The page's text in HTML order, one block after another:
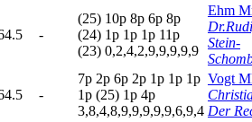
-
(25) 10p 8p 6p 8p
(24) 1p 1p 1p 11p
(23) 0,2,4,2,9,9,9,9,9
Ehm
Stein-
-
7p 2p 6p 2p 1p 1p 1p
1p (25) 1p 4p
3,8,4,8,9,9,9,9,9,6,9,4
Vogt
Der